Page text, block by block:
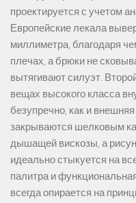
проектируется с учетом
Европейские лекала
миллиметра, благодаря
плечах, а брюки не
вытягивают силуэт.
вещах высокого класса
безупречно, как и
закрываются шелковым
дышащей вискозы, а
идеально стыкуется на
палитра и
всегда опирается на